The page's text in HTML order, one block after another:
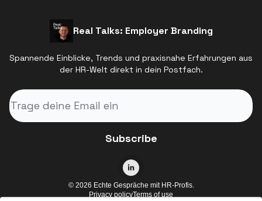
Real Talks: Employer Branding
Spannende Einblicke, Trends und praxisnahe Erfahrungen aus
der HR-Welt direkt in dein Postfach.
© 2026 Echte Gespräche mit HR-Profis.
Privacy policyTerms of use